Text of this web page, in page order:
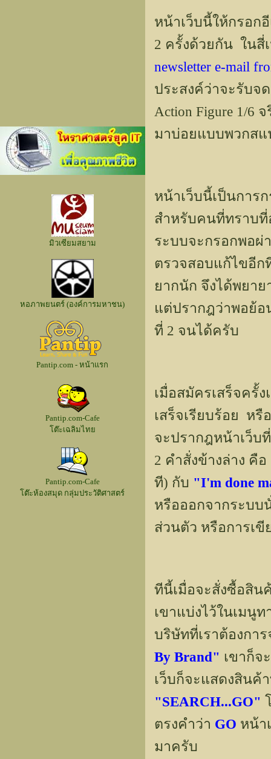
มิวเซียมสยาม
หอภาพยนตร์ (องค์การมหาชน)
Pantip.com - หน้าแรก
Pantip.com-Cafe
โต๊ะเฉลิมไทย
Pantip.com-Cafe
โต๊ะห้องสมุด กลุ่มประวัติศาสตร์
หน้าเว็บนี้ให้กรอก
2 ครั้งด้วยกัน ใน
newsletter e-mail
ประสงค์ว่าจะรับจ
Action Figure 1/6
มาบ่อยแบบพวกสแ
หน้าเว็บนี้เป็นการ
สำหรับคนที่ทราบที่
ระบบจะกรอกพอผ่
ตรวจสอบแก้ไขอี
ยากนัก จึงได้พยา
แต่ปรากฎว่าพอย้อ
ที่ 2 จนได้ครับ
เมื่อสมัครเสร็จครั้
เสร็จเรียบร้อย ห
จะปรากฎหน้าเว็บ
2 คำสั่งข้างล่าง คือ
ที) กับ "I'm done
หรือออกจากระบบ
ส่วนตัว หรือการเ
ทีนี้เมื่อจะสั่งซื้อสิน
เขาแบ่งไว้ในเมนู
บริษัทที่เราต้องกา
By Brand" เขาก็จ
เว็บก็จะแสดงสินค้
"SEARCH...GO"
ตรงคำว่า GO หน้า
มาครับ